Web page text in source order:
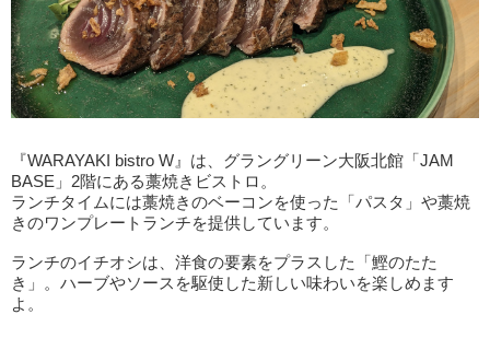
『WARAYAKI bistro W』は、グラングリーン大阪北館「JAM
BASE」2階にある藁焼きビストロ。
ランチタイムには藁焼きのベーコンを使った「パスタ」や藁焼
きのワンプレートランチを提供しています。
ランチのイチオシは、洋食の要素をプラスした「鰹のたた
き」。ハーブやソースを駆使した新しい味わいを楽しめます
よ。